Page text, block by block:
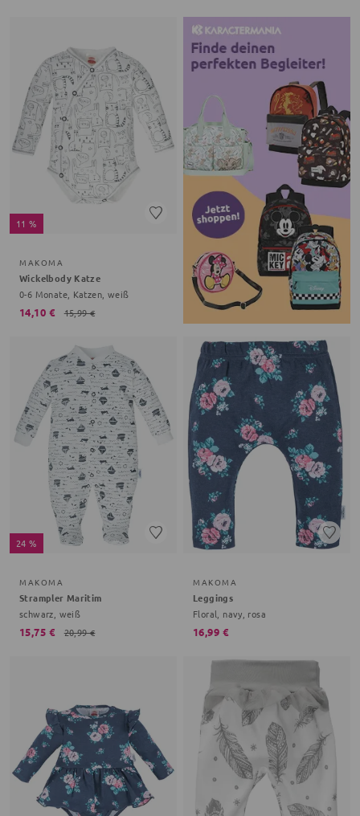
11 %
MAKOMA
Wickelbody Katze
0-6 Monate, Katzen, weiß
14,10 € 15,99 €
24 %
MAKOMA
Strampler Maritim
schwarz, weiß
15,75 € 20,99 €
MAKOMA
Leggings
Floral, navy, rosa
16,99 €